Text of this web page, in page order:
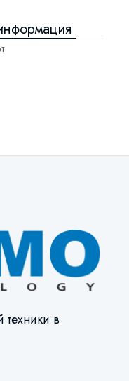
в